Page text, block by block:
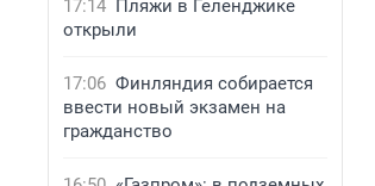
17:14 Пляжи в Геленджике
открыли
17:06 Финляндия собирается
ввести новый экзамен на
гражданство